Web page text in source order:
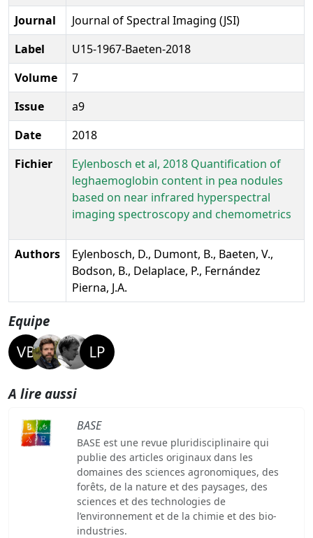
Journal
Journal of Spectral Imaging (JSI)
Label
U15-1967-Baeten-2018
Volume
7
Issue
a9
Date
2018
Fichier
Eylenbosch et al, 2018 Quantification of
leghaemoglobin content in pea nodules
based on near infrared hyperspectral
imaging spectroscopy and chemometrics
Authors
Eylenbosch, D., Dumont, B., Baeten, V.,
Bodson, B., Delaplace, P., Fernández
Pierna, J.A.
Equipe
A lire aussi
BASE
BASE est une revue pluridisciplinaire qui
publie des articles originaux dans les
domaines des sciences agronomiques, des
forêts, de la nature et des paysages, des
sciences et des technologies de
l’environnement et de la chimie et des bio-
industries.